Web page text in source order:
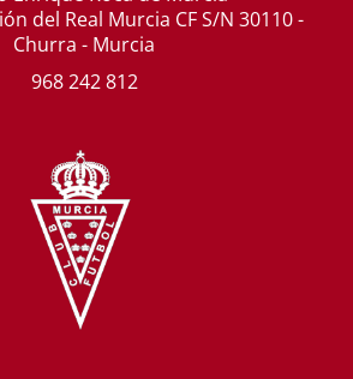
del Real Murcia CF S/N 30110 -
Churra - Murcia
968 242 812